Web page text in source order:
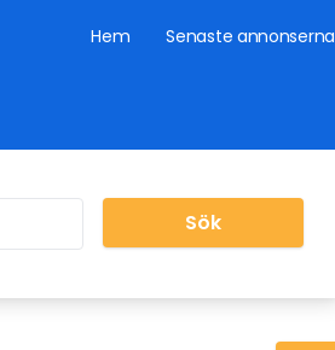
Hem Senaste annonserna
Sök